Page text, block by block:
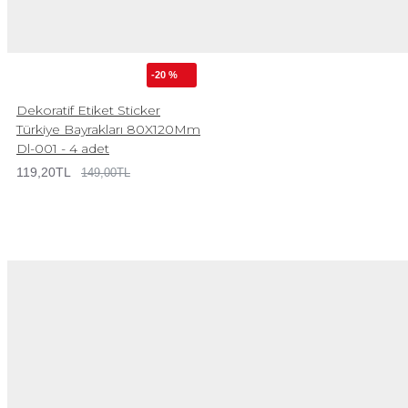
-20 %
Dekoratif Etiket Sticker
Türkiye Bayrakları 80X120Mm
Dl-001 - 4 adet
119,20TL 149,00TL